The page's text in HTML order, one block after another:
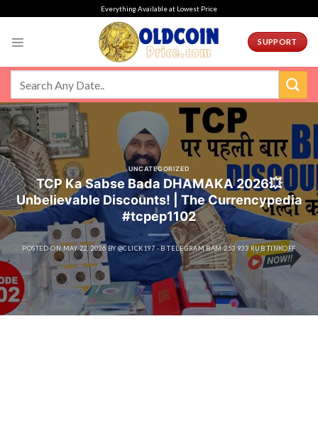
Everything Available at Lowest Price
SUPPORT
UNCATEGORIZED
TCP Ka Sabse Bada DHAMAKA 2026💥
Unbelievable Discounts! | The Currencypedia
#tcpep1102
POSTED ONMAY 22, 2026 BY @CLICK197 - B TELEGRAM BAM 253 933 RUB TINKOFF